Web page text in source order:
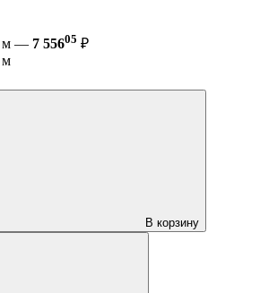
м — 7 55605 ₽
м
В корзину